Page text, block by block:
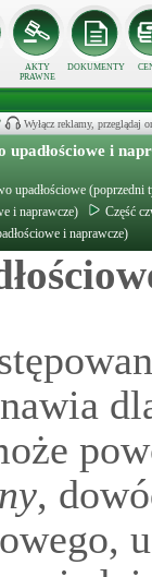
AKTY
PRAWNE
DOKUMENTY
Wyłącz reklamy, przeglądaj
upadłościowe i
(poprzedni
i naprawcze)
Część
i naprawcze)
,